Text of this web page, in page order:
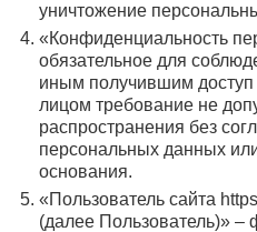
уничтожение
«Конфиденциальность
обязательное для
иным получившим
лицом требование не
распространения без
персональных данных
основания.
«Пользователь сайта
(далее Пользователь)» –